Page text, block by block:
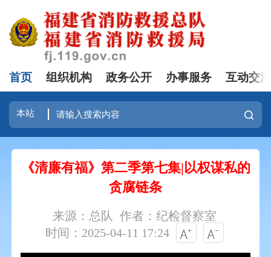
首页 组织机构 政务公开 办事服务 互动交
《清廉有福》第二季第七集|以权谋私的
贪腐链条
来源：总队
作者：纪检督察室
时间：2025-04-11 17:24